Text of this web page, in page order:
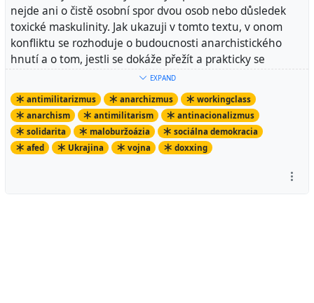
nejde ani o čistě osobní spor dvou osob nebo důsledek
toxické maskulinity. Jak ukazuji v tomto textu, v onom
konfliktu se rozhoduje o budoucnosti anarchistického
hnutí a o tom, jestli se dokáže přežít a prakticky se
rozvíjet, nebo se promění jen v další, do kapitalistické
společnosti integrovanou, sílu, která pomáhá
kapitalismus zachovat.
View article
EXPAND
antimilitarizmus anarchizmus
workingclass
anarchism
antimilitarism
antinacionalizmus
solidarita
maloburžoázia
sociálna demokracia
afed
Ukrajina vojna doxxing